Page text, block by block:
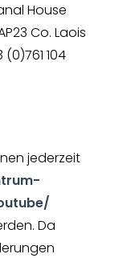
House
Co. Laois
104
jederzeit
Da